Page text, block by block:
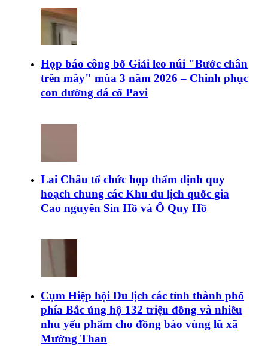
Họp báo công bố Giải leo núi "Bước chân
trên mây" mùa 3 năm 2026 – Chinh phục
con đường đá cổ Pavi
Lai Châu tổ chức họp thẩm định quy
hoạch chung các Khu du lịch quốc gia
Cao nguyên Sìn Hồ và Ô Quy Hồ
Cụm Hiệp hội Du lịch các tỉnh thành phố
phía Bắc ủng hộ 132 triệu đồng và nhiều
nhu yếu phẩm cho đồng bào vùng lũ xã
Mường Than